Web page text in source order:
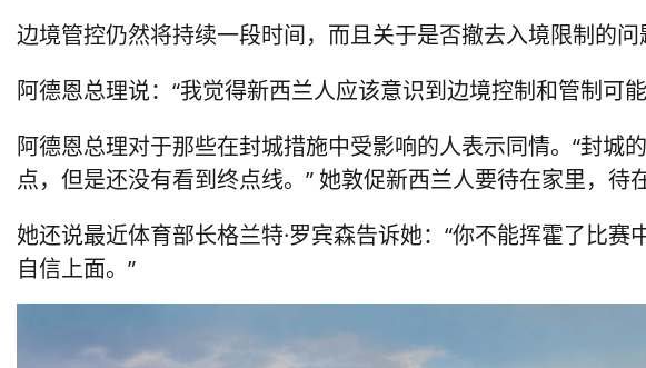
边境管控仍然将持续一段时间，而且关于是否撤去入境限制的问
阿德恩总理说：“我觉得新西兰人应该意识到边境控制和管制可
阿德恩总理对于那些在封城措施中受影响的人表示同情。“封城
点，但是还没有看到终点线。” 她敦促新西兰人要待在家里，待
她还说最近体育部长格兰特·罗宾森告诉她：“你不能挥霍了比
自信上面。”